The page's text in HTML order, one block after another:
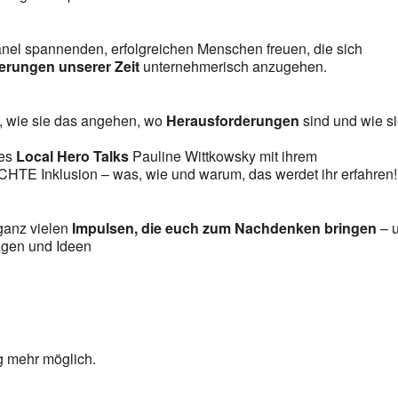
spannenden, erfolgreichen Menschen freuen, die sich
unserer Zeit unternehmerisch anzugehen.
sie das angehen, wo Herausforderungensind und wie
Local Hero Talks Pauline Wittkowsky mit ihrem
Inklusion – was, wie und warum, das werdet ihr erfahren!
vielen Impulsen, die euch zum Nachdenken bringen –
und Ideen
mehr möglich.